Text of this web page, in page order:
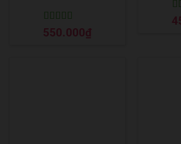
Được xếp
hạng55 sao
550.000₫